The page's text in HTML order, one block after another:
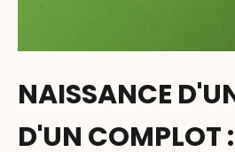
NAISSANCE
D'UN COMPLOT